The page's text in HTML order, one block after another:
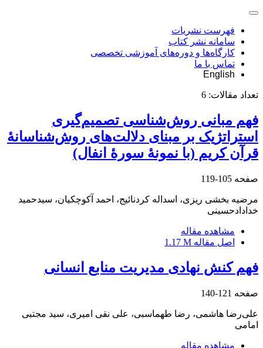
فهرست نشریات
سامانه نشر کتاب
کارگاه‌ها و دوره‌های آموزشی تخصصی
تماس با ما
English
تعداد مقالات: 6
فهم مبانی روش‌شناسی تصمیم‌گیری
استراتژیک بر مبنای دلالت‌های روش‌شناسانۀ
قرآن کریم (با نمونۀ سورۀ انفال)
صفحه 105-119
مرضیه بخشی ریزی، اسداله کردنائیج، احمد آکوچکیان، سیدحمید
خدادادحسینی
مشاهده مقاله
اصل مقاله 1.17 M
فهم کنش نهادی مدیریت منابع انسانی
صفحه 121-140
علی‌رضا هاشمی، رضا طهماسبی، علی نقی امیری، سید مجتبی
امامی
مشاهده مقاله